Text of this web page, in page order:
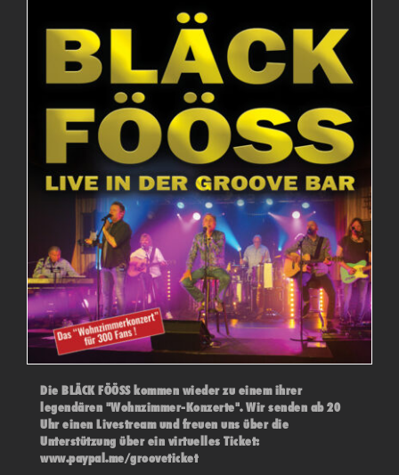
Die BLÄCK FÖÖSS kommen wieder zu einem ihrer
legendären "Wohnzimmer-Konzerte". Wir senden ab 20
Uhr einen Livestream und freuen uns über die
Unterstützung über ein virtuelles Ticket:
www.paypal.me/grooveticket